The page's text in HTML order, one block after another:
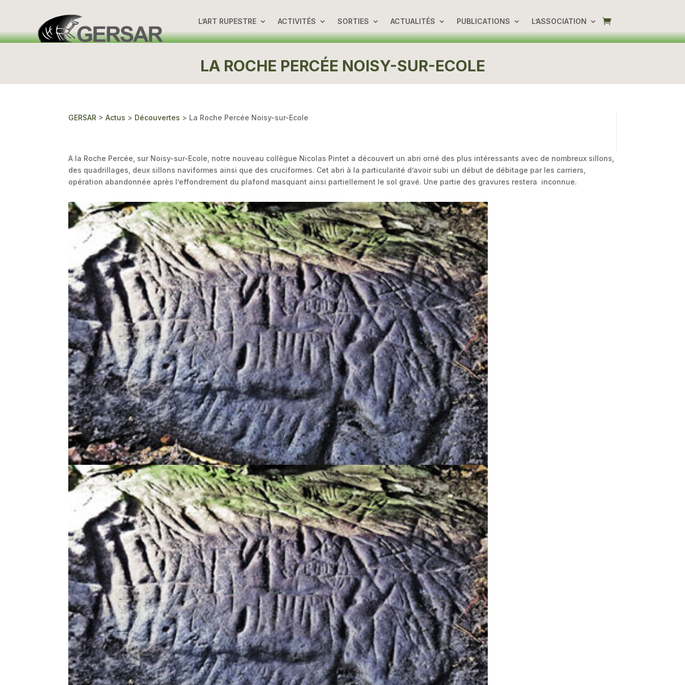
L’ART RUPESTRE ACTIVITÉS SORTIES ACTUALITÉS PUBLICATIONS L’ASSOCIATION
LA ROCHE PERCÉE NOISY-SUR-ECOLE
GERSAR >Actus > Découvertes > La Roche Percée Noisy-sur-Ecole
A la Roche Percée, sur Noisy-sur-Ecole, notre nouveau collègue Nicolas Pintet a découvert un abri orné des plus intéressants avec de nombreux sillons,
des quadrillages, deux sillons naviformes ainsi que des cruciformes. Cet abri à la particularité d’avoir subi un début de débitage par les carriers,
opération abandonnée après l’effondrement du plafond masquant ainsi partiellement le sol gravé. Une partie des gravures restera inconnue.